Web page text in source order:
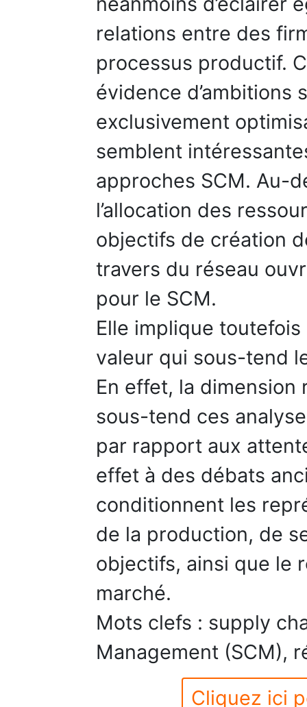
relations entre des
processus productif.
évidence d’ambitions
exclusivement
semblent
approches SCM. Au-
l’allocation des
objectifs de création
travers du réseau
pour le SCM.
Elle implique toutefois
valeur qui sous-tend
En effet, la dimension
sous-tend ces
par rapport aux
effet à des débats
conditionnent les
de la production, de
objectifs, ainsi que le
marché.
Mots clefs : supply
Management (SCM),
Cliquez ici